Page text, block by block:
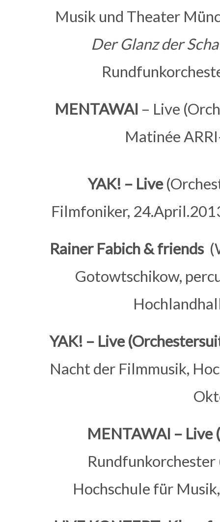
Musik und Theater
Der Glanz der
MENTAWAI – Live
Matinée
YAK! – Live
Filmfoniker,
Rainer Fabich & friends
Gotowtschikow,
YAK! – Live
Nacht der Filmmusik,
MENTAWAI –
Rundfunkorchester
Hochschule für